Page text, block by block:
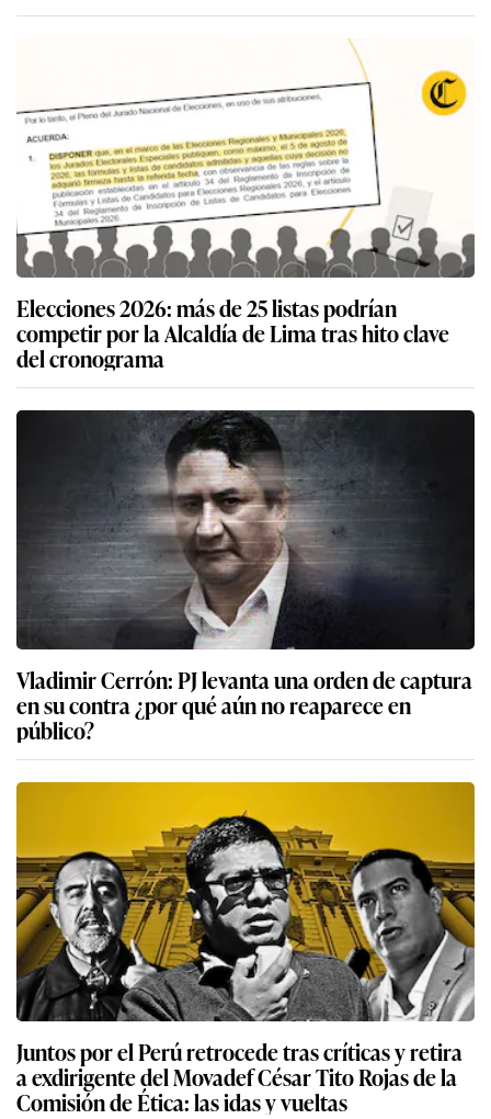
Elecciones 2026: más de 25 listas podrían
competir por la Alcaldía de Lima tras hito clave
del cronograma
Vladimir Cerrón: PJ levanta una orden de captura
en su contra ¿por qué aún no reaparece en
público?
Juntos por el Perú retrocede tras críticas y retira
a exdirigente del Movadef César Tito Rojas de la
Comisión de Ética: las idas y vueltas